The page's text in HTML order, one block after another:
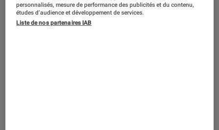
The Expanse : la série à succès débarque
en jeu vidéo
personnalisés, mesure de performance des publicités et du contenu,
études d’audience et développement de services.
Liste de nos partenaires IAB